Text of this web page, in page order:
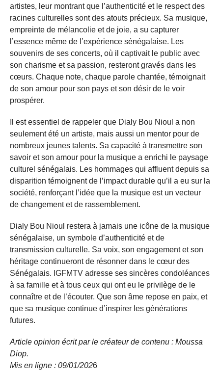
artistes, leur montrant que l’authenticité et le respect des
racines culturelles sont des atouts précieux. Sa musique,
empreinte de mélancolie et de joie, a su capturer
l’essence même de l’expérience sénégalaise. Les
souvenirs de ses concerts, où il captivait le public avec
son charisme et sa passion, resteront gravés dans les
cœurs. Chaque note, chaque parole chantée, témoignait
de son amour pour son pays et son désir de le voir
prospérer.
Il est essentiel de rappeler que Dialy Bou Nioul a non
seulement été un artiste, mais aussi un mentor pour de
nombreux jeunes talents. Sa capacité à transmettre son
savoir et son amour pour la musique a enrichi le paysage
culturel sénégalais. Les hommages qui affluent depuis sa
disparition témoignent de l’impact durable qu’il a eu sur la
société, renforçant l’idée que la musique est un vecteur
de changement et de rassemblement.
Dialy Bou Nioul restera à jamais une icône de la musique
sénégalaise, un symbole d’authenticité et de
transmission culturelle. Sa voix, son engagement et son
héritage continueront de résonner dans le cœur des
Sénégalais. IGFMTV adresse ses sincères condoléances
à sa famille et à tous ceux qui ont eu le privilège de le
connaître et de l’écouter. Que son âme repose en paix, et
que sa musique continue d’inspirer les générations
futures.
Article opinion écrit par le créateur de contenu : Moussa
Diop.
Mis en ligne : 09/01/2026